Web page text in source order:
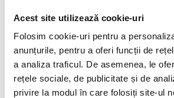
Acest site utilizează cookie-uri
Folosim cookie-uri pentru a
anunțurile, pentru a oferi funcții de
a analiza traficul. De asemenea, le
rețele sociale, de publicitate și de
privire la modul în care folosiți site-ul
DATE TEHNICE MOTOR
Indice de eficiență energetică (EEI)
Putere nominală a motoruluiP2